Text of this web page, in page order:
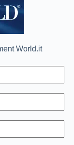
World.it